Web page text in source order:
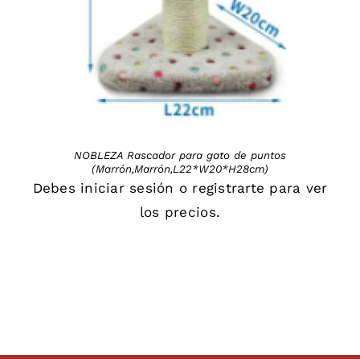
NOBLEZA Rascador para gato de puntos
(Marrón,Marrón,L22*W20*H28cm)
Debes iniciar sesión o registrarte para ver
los precios.